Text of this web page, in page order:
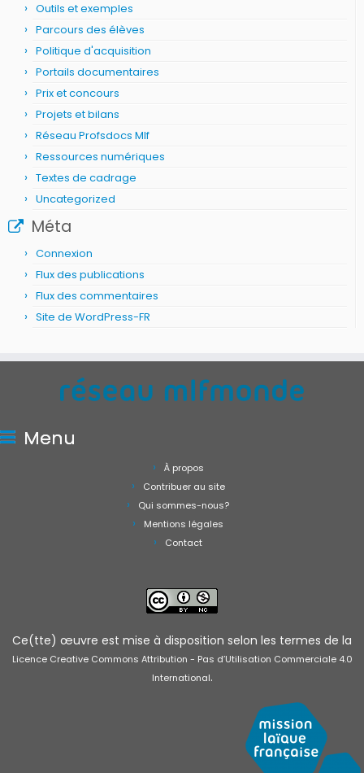
Outils et exemples
Parcours des élèves
Politique d'acquisition
Portails documentaires
Prix et concours
Projets et bilans
Réseau Profsdocs Mlf
Ressources numériques
Textes de cadrage
Uncategorized
Méta
Connexion
Flux des publications
Flux des commentaires
Site de WordPress-FR
Menu
À propos
Contribuer au site
Qui sommes-nous?
Mentions légales
Contact
Ce(tte) œuvre est mise à disposition selon les termes de la
Licence Creative Commons Attribution - Pas d’Utilisation Commerciale 4.0
International.